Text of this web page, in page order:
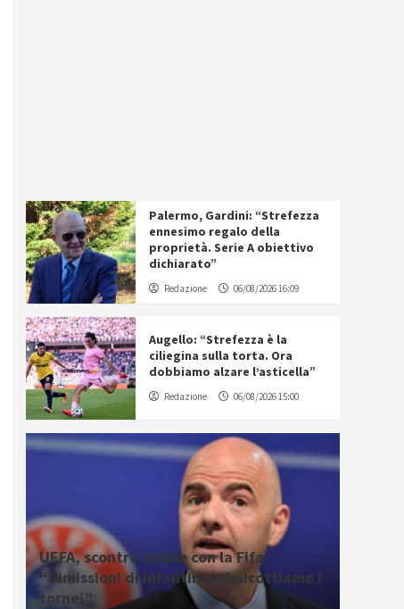
Palermo, Gardini: “Strefezza
ennesimo regalo della
proprietà. Serie A obiettivo
dichiarato”
Redazione 06/08/2026 16:09
Augello: “Strefezza è la
ciliegina sulla torta. Ora
dobbiamo alzare l’asticella”
Redazione 06/08/2026 15:00
UEFA, scontro totale con la Fifa:
“Dimissioni di Infantino o boicottiamo i
tornei”